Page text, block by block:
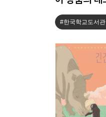
#한국학교도서